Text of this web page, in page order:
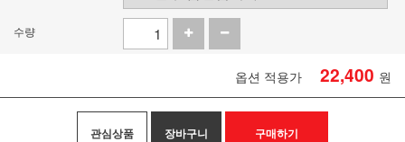
수량
옵션 적용가 22,400 원
관심상품 장바구니 구매하기